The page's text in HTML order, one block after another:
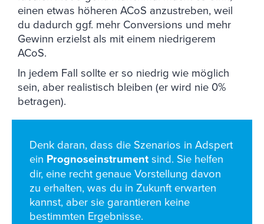
einen etwas höheren ACoS anzustreben, weil
du dadurch ggf. mehr Conversions und mehr
Gewinn erzielst als mit einem niedrigerem
ACoS.
In jedem Fall sollte er so niedrig wie möglich
sein, aber realistisch bleiben (er wird nie 0%
betragen).
Denk daran, dass die Szenarios in Adspert
ein Prognoseinstrumentsind. Sie helfen
dir, eine recht genaue Vorstellung davon
zu erhalten, was du in Zukunft erwarten
kannst, aber sie garantieren keine
bestimmten Ergebnisse.